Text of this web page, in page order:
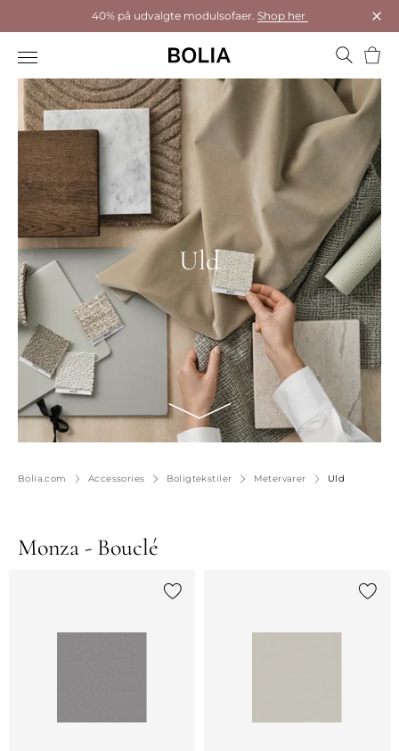
40% på udvalgte modulsofaer. Shop her
Kurv
Uld
Bolia.com Accessories Boligtekstiler Metervarer Uld
Monza - Bouclé